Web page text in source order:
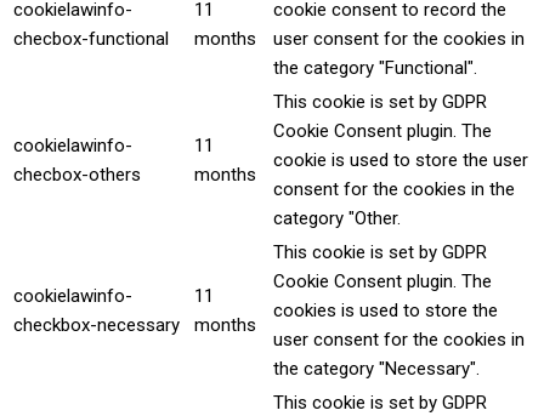
cookielawinfo-
checbox-functional
11
months
cookie consent to record the
user consent for the cookies in
the category "Functional".
cookielawinfo-
checbox-others
11
months
This cookie is set by GDPR
Cookie Consent plugin. The
cookie is used to store the user
consent for the cookies in the
category "Other.
cookielawinfo-
checkbox-necessary
11
months
This cookie is set by GDPR
Cookie Consent plugin. The
cookies is used to store the
user consent for the cookies in
the category "Necessary".
This cookie is set by GDPR